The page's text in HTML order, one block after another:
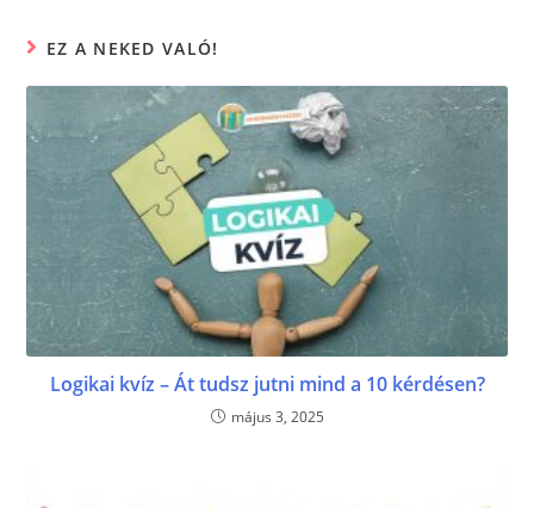
k
EZ A NEKED VALÓ!
Logikai kvíz – Át tudsz jutni mind a 10 kérdésen?
május 3, 2025